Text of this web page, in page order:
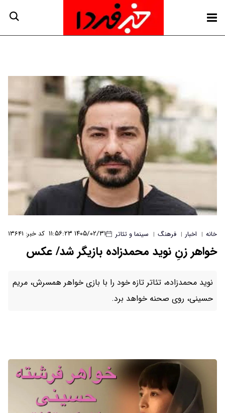
خانه | اخبار | فرهنگ | سینما و تئاتر ۱۴۰۵/۰۲/۳۱ ۱۱:۵۶:۲۳ کد خبر: ۱۳۶۴۱
خواهر زنِ نوید محمدزاده بازیگر شد/ عکس
نوید محمدزاده، تئاتر تازه خود را با بازی خواهر همسرش، مریم
حسینی، روی صحنه خواهد برد.